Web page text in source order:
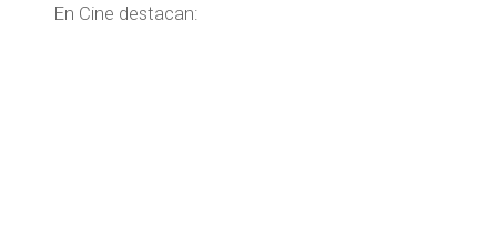
En Cine destacan: